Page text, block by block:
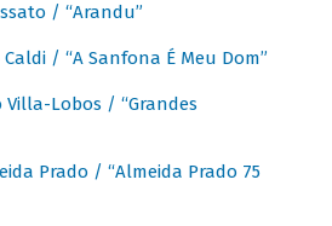
/ “Arandu”
/ “A Sanfona É Meu Dom”
Lobos / “Grandes
Prado / “Almeida Prado 75